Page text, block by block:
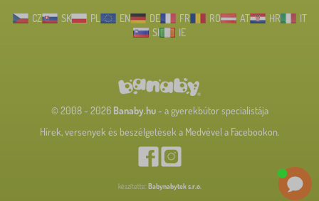
CZ SK PL EN DE FR RO AT HR
IT
SI
IE
© 2008 - 2026 Banaby.hu- a gyerekbútor specialistája
Hírek, versenyek és beszélgetések a Medvével a Facebookon.
készítette: Babynabytek s.r.o.